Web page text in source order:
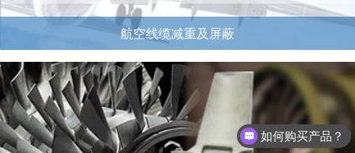
航空线缆减重及屏蔽
如何购买产品？